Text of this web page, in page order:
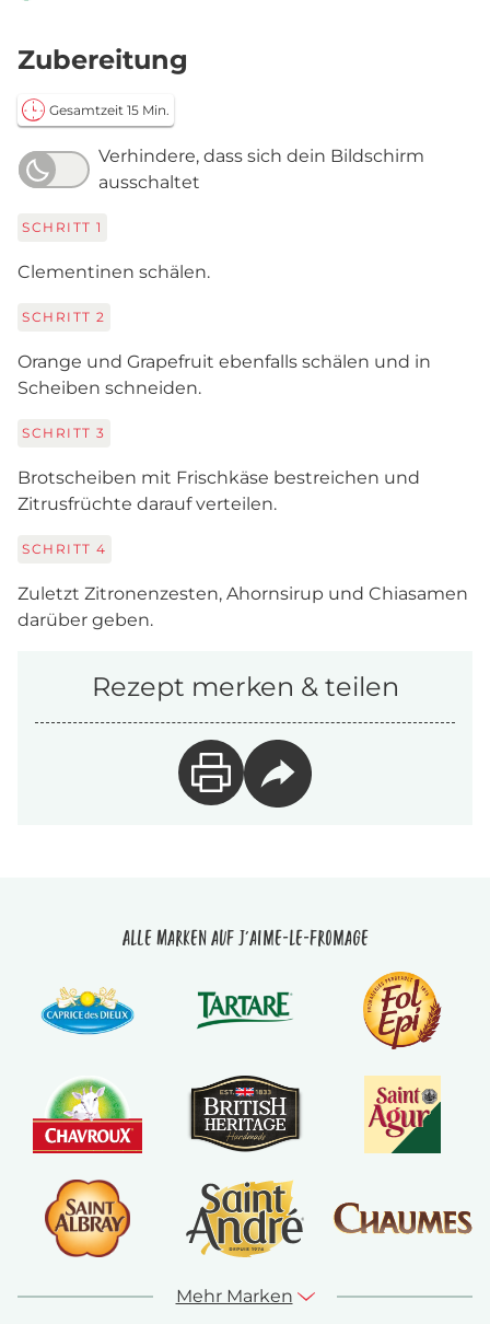
Zubereitung
Gesamtzeit 15 Min.
Verhindere, dass sich dein Bildschirm
ausschaltet
SCHRITT 1
Clementinen schälen.
SCHRITT 2
Orange und Grapefruit ebenfalls schälen und in
Scheiben schneiden.
SCHRITT 3
Brotscheiben mit Frischkäse bestreichen und
Zitrusfrüchte darauf verteilen.
SCHRITT 4
Zuletzt Zitronenzesten, Ahornsirup und Chiasamen
darüber geben.
Rezept merken & teilen
Alle Marken auf J'aime-le-fromage
Mehr Marken